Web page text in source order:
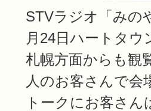
STVラジオ「みの
月24日ハートタ
札幌方面からも観
人のお客さんで会
トークにお客さ